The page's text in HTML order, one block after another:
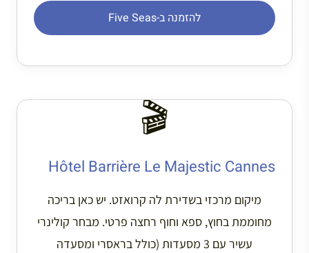
להזמנה ב-Five Seas
🎬
Hôtel Barrière Le Majestic Cannes
מיקום מרכזי בשדירת לה קרואזט. יש כאן בריכה
מחוממת בחוץ, ספא וחוף רחצה פרטי. מבחר קולינרי
עשיר עם 3 מסעדות (כולל בראסרי ומסעדה